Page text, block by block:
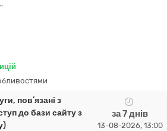
пов’язані з
до бази сайту з
за 7 днів
13-08-2026, 13:00